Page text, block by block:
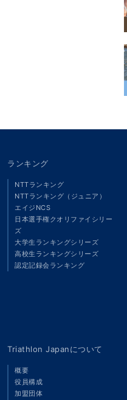
ランキング
NTTランキング
NTTランキング（ジュニア）
エイジNCS
日本選手権クオリファイシリー
ズ
大学生ランキングシリーズ
高校生ランキングシリーズ
認定記録会ランキング
Triathlon Japanについて
概要
役員構成
加盟団体